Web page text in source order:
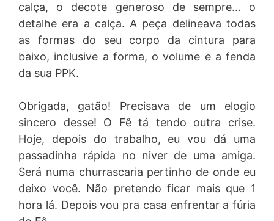
calça, o decote generoso de sempre… o
detalhe era a calça. A peça delineava todas
as formas do seu corpo da cintura para
baixo, inclusive a forma, o volume e a fenda
da sua PPK.
Obrigada, gatão! Precisava de um elogio
sincero desse! O Fê tá tendo outra crise.
Hoje, depois do trabalho, eu vou dá uma
passadinha rápida no niver de uma amiga.
Será numa churrascaria pertinho de onde eu
deixo você. Não pretendo ficar mais que 1
hora lá. Depois vou pra casa enfrentar a fúria